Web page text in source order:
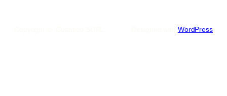
WordPress